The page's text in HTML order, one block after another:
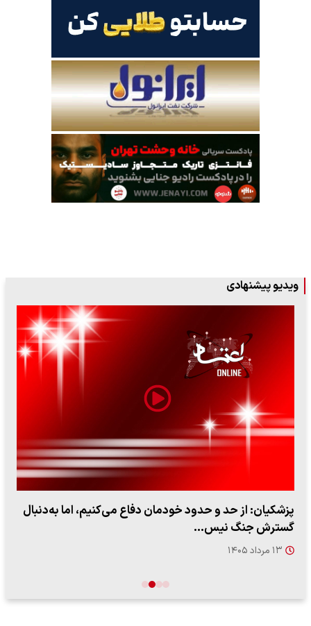
ویدیو پیشنهادی
پزشکیان: از حد و حدود خودمان دفاع می‌کنیم، اما به‌دنبال
گسترش جنگ نیس…
۱۳ مرداد ۱۴۰۵